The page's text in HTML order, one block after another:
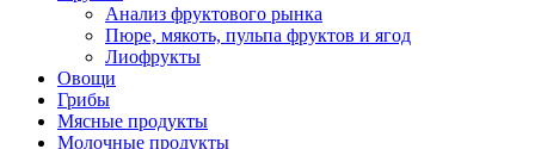
Анализ фруктового рынка
Пюре, мякоть, пульпа фруктов и ягод
Лиофрукты
Овощи
Грибы
Мясные продукты
Молочные продукты